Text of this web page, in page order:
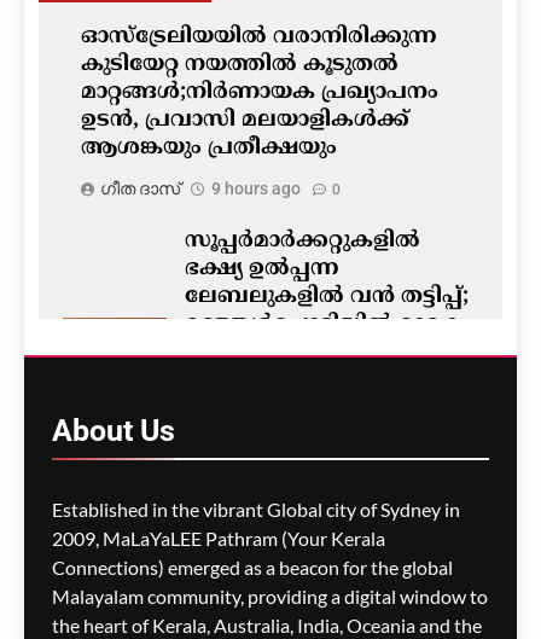
ഓസ്‌ട്രേലിയയിൽ വരാനിരിക്കുന്ന
കുടിയേറ്റ നയത്തിൽ കൂടുതൽ
മാറ്റങ്ങൾ;നിർണായക പ്രഖ്യാപനം
ഉടൻ, പ്രവാസി മലയാളികൾക്ക്
ആശങ്കയും പ്രതീക്ഷയും
ഗീത ദാസ്‌ 9 hours ago 0
സൂപ്പർമാർക്കറ്റുകളിൽ
ഭക്ഷ്യ ഉൽപ്പന്ന
ലേബലുകളിൽ വൻ തട്ടിപ്പ്;
മഞ്ഞൾപ്പൊടിയിൽ മാരക
വിഷാംശമെന്ന്
M5 മോട്ടോർവേയിൽ
മാലിന്യ ട്രക്കിന് തീപിടിച്ചു;
കിലോമീറ്ററുകളോളം
ഗതാഗതക്കുരുക്ക്, മലയാളി
യാത്രികരെയും ബാധിച്ചു
About Us
Established in the vibrant Global city of Sydney in
2009, MaLaYaLEE Pathram (Your Kerala
Connections) emerged as a beacon for the global
Malayalam community, providing a digital window to
the heart of Kerala, Australia, India, Oceania and the